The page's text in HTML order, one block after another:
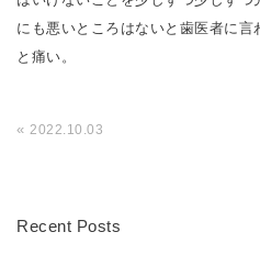
にも悪いところはないと歯医者に
と痛い。
«2022.10.03
Recent Posts